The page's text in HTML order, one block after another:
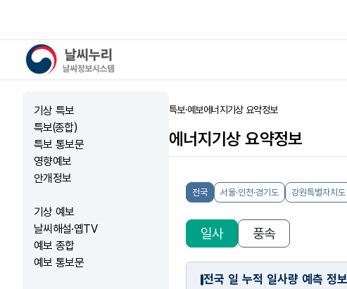
날씨누리 - 날씨정보시스템
기상 특보
특보(종합)
특보 통보문
영향예보
안개정보
기상 예보
날씨해설·옙TV
예보 종합
예보 통보문
홈
특보·예보에너지기상 요약정보
에너지기상 요약정보